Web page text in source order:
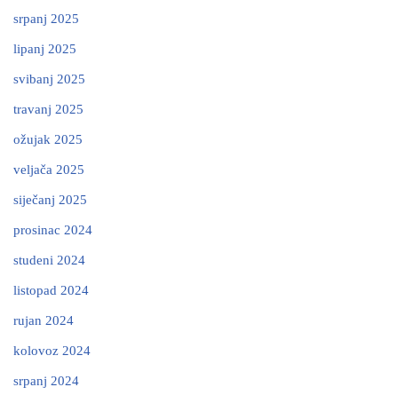
srpanj 2025
lipanj 2025
svibanj 2025
travanj 2025
ožujak 2025
veljača 2025
siječanj 2025
prosinac 2024
studeni 2024
listopad 2024
rujan 2024
kolovoz 2024
srpanj 2024